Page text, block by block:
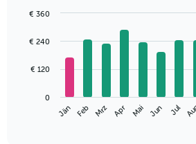
chart
bars.
folgende
graphic.
Jän Feb Mrz Apr Mai Jun Jul
0
€ 120
€ 240
€ 360